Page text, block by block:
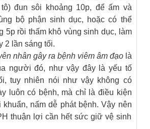
đun sôi khoảng 10p, để ấm và
bộ phận sinh dục, hoặc có thể
5p rồi thấm khô vùng sinh dục, làm
2 lần sáng tối.
nhân gây ra bệnh viêm âm đạolà
người đó, như vậy đây là yếu tố
tuy nhiên nói như vậy không có
luôn có bệnh, mà chỉ là điều kiện
nấm dễ phát bệnh. Vậy nên
thuận lợi cần hết sức giữ vệ sinh